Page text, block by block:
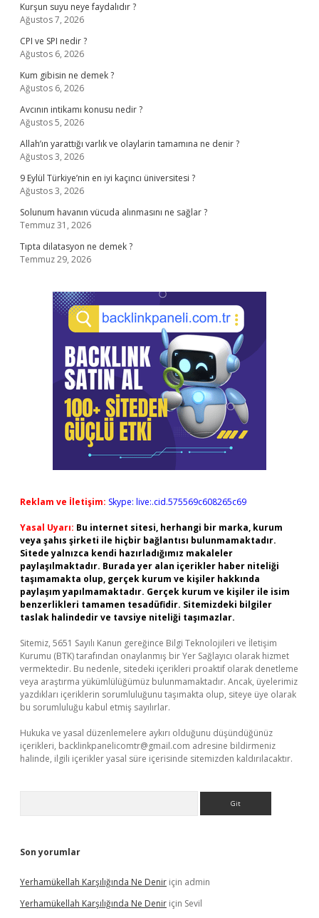
Kurşun suyu neye faydalıdır ?
Ağustos 7, 2026
CPI ve SPI nedir ?
Ağustos 6, 2026
Kum gibisin ne demek ?
Ağustos 6, 2026
Avcının intikamı konusu nedir ?
Ağustos 5, 2026
Allah’ın yarattığı varlık ve olaylarin tamamına ne denir ?
Ağustos 3, 2026
9 Eylül Türkiye’nin en iyi kaçıncı üniversitesi ?
Ağustos 3, 2026
Solunum havanın vücuda alınmasını ne sağlar ?
Temmuz 31, 2026
Tıpta dilatasyon ne demek ?
Temmuz 29, 2026
Reklam ve İletişim: Skype: live:.cid.575569c608265c69
Yasal Uyarı: Bu internet sitesi, herhangi bir marka, kurum
veya şahıs şirketi ile hiçbir bağlantısı bulunmamaktadır.
Sitede yalnızca kendi hazırladığımız makaleler
paylaşılmaktadır. Burada yer alan içerikler haber niteliği
taşımamakta olup, gerçek kurum ve kişiler hakkında
paylaşım yapılmamaktadır. Gerçek kurum ve kişiler ile isim
benzerlikleri tamamen tesadüfidir. Sitemizdeki bilgiler
taslak halindedir ve tavsiye niteliği taşımazlar.
Sitemiz, 5651 Sayılı Kanun gereğince Bilgi Teknolojileri ve İletişim
Kurumu (BTK) tarafından onaylanmış bir Yer Sağlayıcı olarak hizmet
vermektedir. Bu nedenle, sitedeki içerikleri proaktif olarak denetleme
veya araştırma yükümlülüğümüz bulunmamaktadır. Ancak, üyelerimiz
yazdıkları içeriklerin sorumluluğunu taşımakta olup, siteye üye olarak
bu sorumluluğu kabul etmiş sayılırlar.
Hukuka ve yasal düzenlemelere aykırı olduğunu düşündüğünüz
içerikleri, backlinkpanelicomtr@gmail.com adresine bildirmeniz
halinde, ilgili içerikler yasal süre içerisinde sitemizden kaldırılacaktır.
Son yorumlar
Yerhamükellah Karşılığında Ne Denir için admin
Yerhamükellah Karşılığında Ne Denir için Sevil